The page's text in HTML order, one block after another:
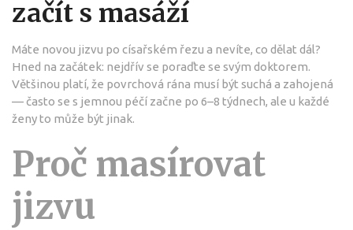
začít s masáží
Máte novou jizvu po císařském řezu a nevíte, co dělat dál?
Hned na začátek: nejdřív se poraďte se svým doktorem.
Většinou platí, že povrchová rána musí být suchá a zahojená
— často se s jemnou péčí začne po 6–8 týdnech, ale u každé
ženy to může být jinak.
Proč masírovat
jizvu